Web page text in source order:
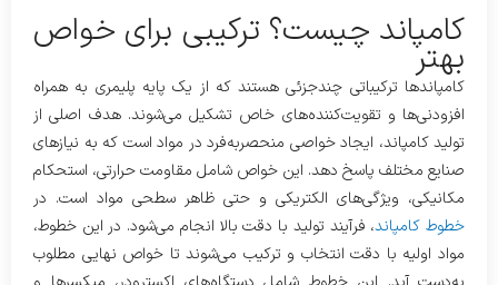
کامپاند چیست؟ ترکیبی برای خواص
بهتر
کامپاندها ترکیباتی چندجزئی هستند که از یک پایه پلیمری به همراه
افزودنی‌ها و تقویت‌کننده‌های خاص تشکیل می‌شوند. هدف اصلی از
تولید کامپاند، ایجاد خواصی منحصر‌به‌فرد در مواد است که به نیازهای
صنایع مختلف پاسخ دهد. این خواص شامل مقاومت حرارتی، استحکام
مکانیکی، ویژگی‌های الکتریکی و حتی ظاهر سطحی مواد است. در
خطوط کامپاند، فرآیند تولید با دقت بالا انجام می‌شود. در این خطوط،
مواد اولیه با دقت انتخاب و ترکیب می‌شوند تا خواص نهایی مطلوب